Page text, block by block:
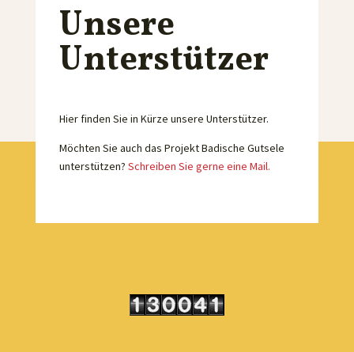
Unsere
Unterstützer
Hier finden Sie in Kürze unsere Unterstützer.
Möchten Sie auch das Projekt Badische Gutsele
unterstützen? Schreiben Sie gerne eine Mail.